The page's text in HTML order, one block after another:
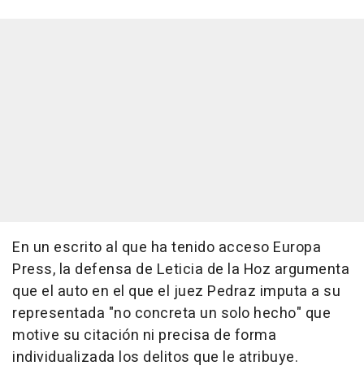
En un escrito al que ha tenido acceso Europa
Press, la defensa de Leticia de la Hoz argumenta
que el auto en el que el juez Pedraz imputa a su
representada "no concreta un solo hecho" que
motive su citación ni precisa de forma
individualizada los delitos que le atribuye.